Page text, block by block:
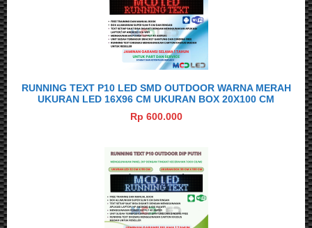
RUNNING TEXT P10 LED SMD OUTDOOR WARNA MERAH
UKURAN LED 16X96 CM UKURAN BOX 20X100 CM
Rp 600.000